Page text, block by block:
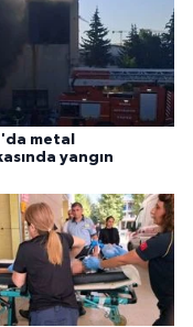
metal
yangın